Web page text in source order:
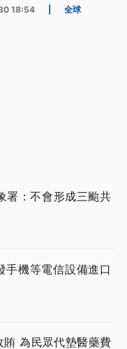
18:54 全球
署：不會形成三颱共
手機等電信設備進口
為民眾代墊醫藥費